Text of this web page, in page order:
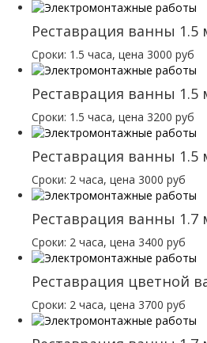
Реставрация ванны 1.5
Сроки: 1.5 часа, цена 3000 руб
Реставрация ванны 1.5
Сроки: 1.5 часа, цена 3200 руб
Реставрация ванны 1.5
Сроки: 2 часа, цена 3000 руб
Реставрация ванны 1.7
Сроки: 2 часа, цена 3400 руб
Реставрация цветной
Сроки: 2 часа, цена 3700 руб